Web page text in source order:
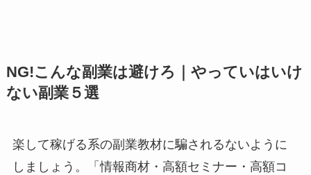
NG!こんな副業は避けろ｜やっていはいけ
ない副業５選
楽して稼げる系の副業教材に騙されるないように
しましょう。「情報商材・高額セミナー・高額コ